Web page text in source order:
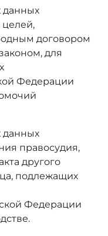
данных
договором
для
Федерации
данных
правосудия,
другого
подлежащих
Федерации